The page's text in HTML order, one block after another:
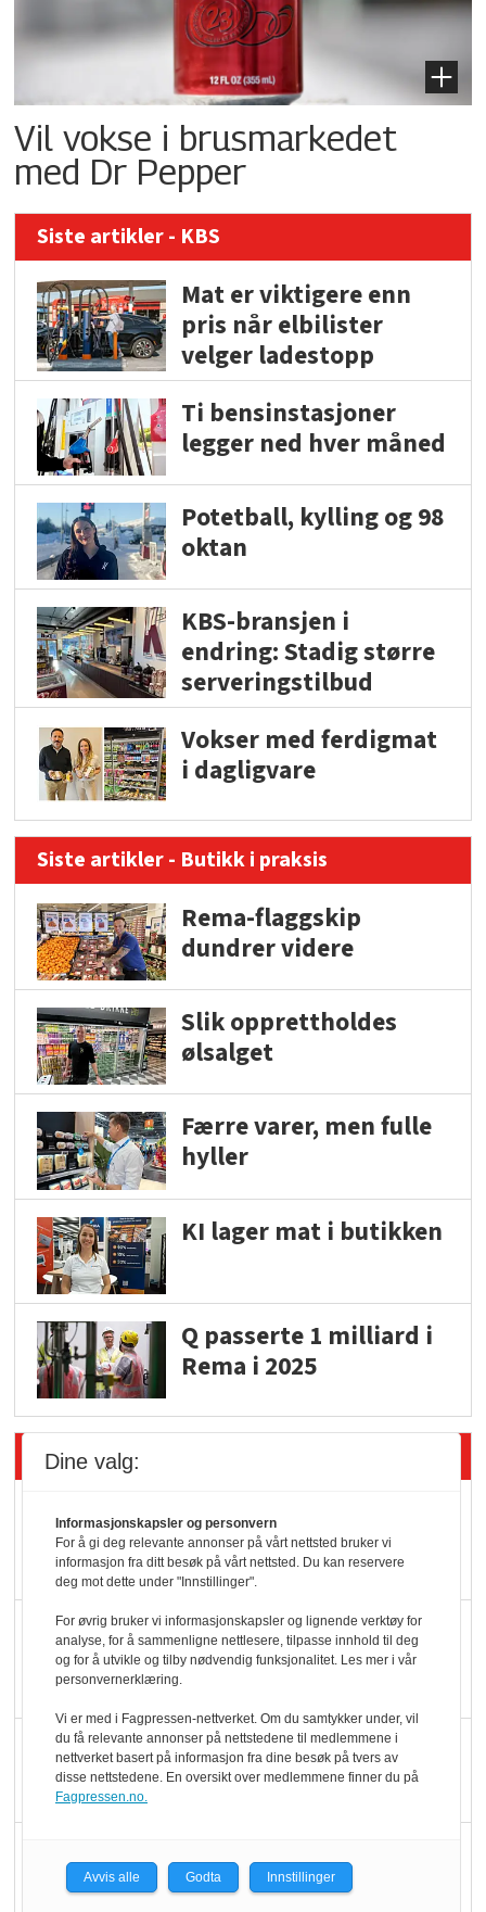
Vil vokse i brusmarkedet
med Dr Pepper
Siste artikler - KBS
Mat er viktigere enn
pris når elbilister
velger ladestopp
Ti bensinstasjoner
legger ned hver måned
Potetball, kylling og 98
oktan
KBS-bransjen i
endring: Stadig større
serveringstilbud
Vokser med ferdigmat
i dagligvare
Siste artikler - Butikk i praksis
Rema-flaggskip
dundrer videre
Slik opprettholdes
ølsalget
Færre varer, men fulle
hyller
KI lager mat i butikken
Q passerte 1 milliard i
Rema i 2025
Siste artikler - Økologisk
Kolonihagens norske
yoghurt: Trues av
melkemangel
Marit Kolby vant
Økologisk Norge sin
hederspris
Blir enklere å velge
økologisk i butikkhylla
Kolonihagen sliter
med å få tak i nok melk
Dine valg:
Informasjonskapsler og personvern
For å gi deg relevante annonser på vårt nettsted bruker vi
informasjon fra ditt besøk på vårt nettsted. Du kan reservere
deg mot dette under "Innstillinger".
For øvrig bruker vi informasjonskapsler og lignende verktøy for
analyse, for å sammenligne nettlesere, tilpasse innhold til deg
og for å utvikle og tilby nødvendig funksjonalitet. Les mer i vår
personvernerklæring.
Vi er med i Fagpressen-nettverket. Om du samtykker under, vil
du få relevante annonser på nettstedene til medlemmene i
nettverket basert på informasjon fra dine besøk på tvers av
disse nettstedene. En oversikt over medlemmene finner du på
Fagpressen.no.
Avvis alle Godta Innstillinger